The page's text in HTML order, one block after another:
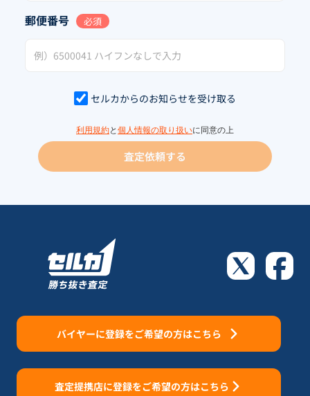
郵便番号 必須
セルカからのお知らせを受け取る
利用規約と 個人情報の取り扱いに同意の上
査定依頼する
バイヤーに登録をご希望の方はこちら
査定提携店に登録をご希望の方はこちら